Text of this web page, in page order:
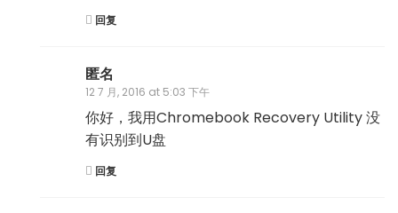
回复
匿名
12 7 月, 2016 at 5:03 下午
你好，我用Chromebook Recovery Utility 没
有识别到U盘
回复